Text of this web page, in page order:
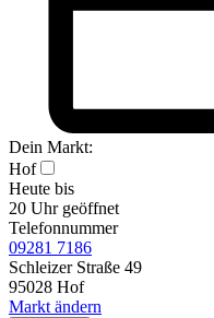
Dein Markt:
Hof
Heute bis
20 Uhr geöffnet
Telefonnummer
09281 7186
Schleizer Straße 49
95028 Hof
Markt ändern